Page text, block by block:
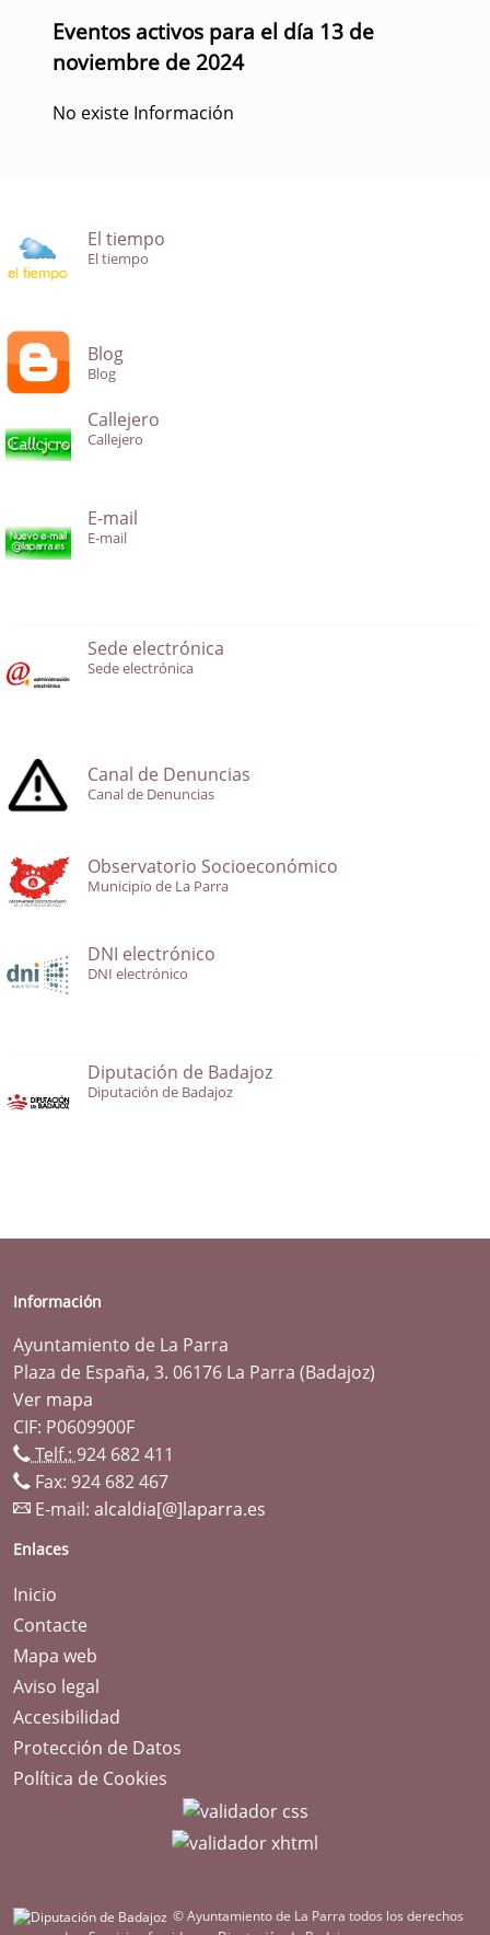
Eventos activos para el día 13 de
noviembre de 2024
No existe Información
El tiempo
El tiempo
Blog
Blog
Callejero
Callejero
E-mail
E-mail
Sede electrónica
Sede electrónica
Canal de Denuncias
Canal de Denuncias
Observatorio Socioeconómico
Municipio de La Parra
DNI electrónico
DNI electrónico
Diputación de Badajoz
Diputación de Badajoz
Información
Ayuntamiento de La Parra
Plaza de España, 3. 06176 La Parra (Badajoz)
Ver mapa
CIF: P0609900F
Telf.: 924 682 411
Fax: 924 682 467
E-mail: alcaldia[@]laparra.es
Enlaces
Inicio
Contacte
Mapa web
Aviso legal
Accesibilidad
Protección de Datos
Política de Cookies
© Ayuntamiento de La Parra todos los derechos